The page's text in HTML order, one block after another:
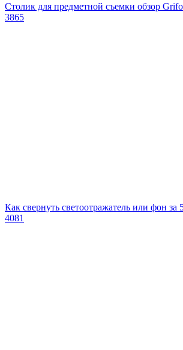
Столик для предметной съемки обзор
3865
Как свернуть светоотражатель или фон за
4081